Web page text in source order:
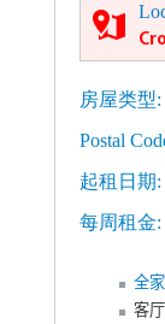
房屋类型:
Postal
起租日期:
每周租金:
全
客